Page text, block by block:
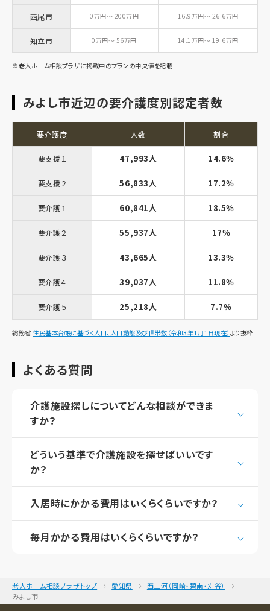
西尾市 0万円～ 200万円 16.9万円～ 26.6万円
知立市 0万円～ 56万円 14.1万円～ 19.6万円
※老人ホーム相談プラザに掲載中のプランの中央値を記載
みよし市近辺の要介護度別認定者数
要介護度 人数 割合
要支援１ 47,993人 14.6％
要支援２ 56,833人 17.2％
要介護１ 60,841人 18.5％
要介護２ 55,937人 17％
要介護３ 43,665人 13.3％
要介護４ 39,037人 11.8％
要介護５ 25,218人 7.7％
総務省住民基本台帳に基づく人口、人口動態及び世帯数（令和3年1月1日現在） より抜粋
よくある質問
介護施設探しについてどんな相談ができま
すか？
どういう基準で介護施設を探せばいいです
か？
入居時にかかる費用はいくらくらいですか？
毎月かかる費用はいくらくらいですか？
老人ホーム相談プラザトップ 愛知県
西三河（岡崎・碧南・刈谷）
みよし市